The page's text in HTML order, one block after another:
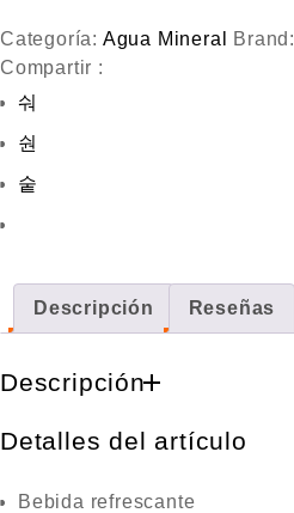
Categoría: Agua Mineral Brand:
Compartir :
Descripción Reseñas
Descripción
Detalles del artículo
Bebida refrescante